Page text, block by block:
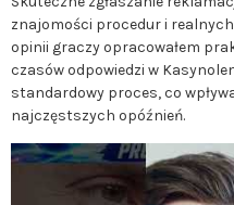
znajomości procedur i
opinii graczy opracowałem
czasów odpowiedzi w
standardowy proces, co
najczęstszych opóźnień.